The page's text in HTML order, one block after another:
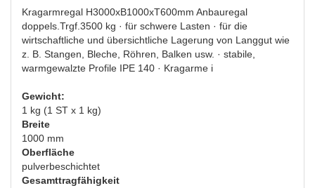
Kragarmregal H3000xB1000xT600mm Anbauregal
doppels.Trgf.3500 kg · für schwere Lasten · für die
wirtschaftliche und übersichtliche Lagerung von Langgut wie
z. B. Stangen, Bleche, Röhren, Balken usw. · stabile,
warmgewalzte Profile IPE 140 · Kragarme i
Gewicht:
1 kg (1 ST x 1 kg)
Breite
1000 mm
Oberfläche
pulverbeschichtet
Gesamttragfähigkeit